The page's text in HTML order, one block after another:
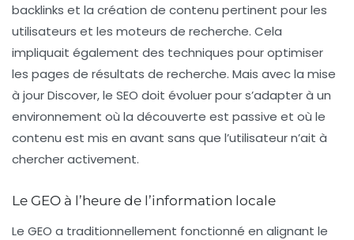
backlinks et la création de contenu pertinent pour les
utilisateurs et les moteurs de recherche. Cela
impliquait également des techniques pour optimiser
les pages de résultats de recherche. Mais avec la mise
à jour Discover, le SEO doit évoluer pour s’adapter à un
environnement où la découverte est passive et où le
contenu est mis en avant sans que l’utilisateur n’ait à
chercher activement.
Le GEO à l’heure de l’information locale
Le GEO a traditionnellement fonctionné en alignant le